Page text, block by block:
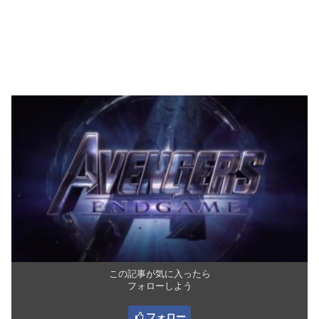
この記事が気に入ったら
フォローしよう
フォロー